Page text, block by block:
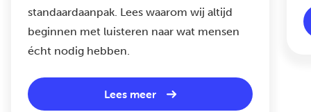
standaardaanpak. Lees waarom wij altijd
beginnen met luisteren naar wat mensen
écht nodig hebben.
Lees meer